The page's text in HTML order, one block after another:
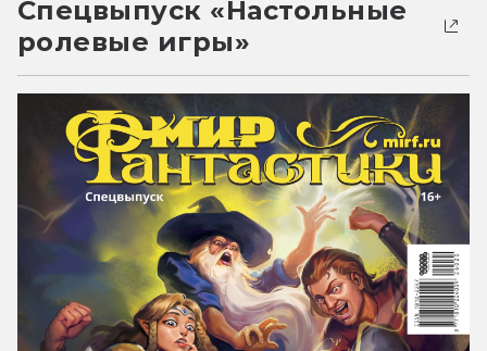
Спецвыпуск «Настольные
ролевые игры»